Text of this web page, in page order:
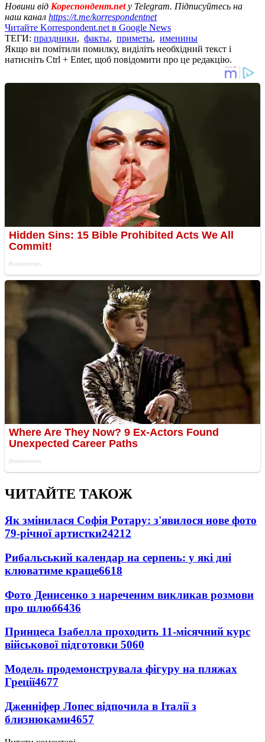
Новини від Кореспондент.netу Telegram. Підписуйтесь на
наш канал https://t.me/korrespondentnet
Читайте Korrespondent.net в Google News
ТЕГИ: праздники, факты, приметы, именины
Якщо ви помітили помилку, виділіть необхідний текст і
натисніть Ctrl + Enter, щоб повідомити про це редакцію.
ЧИТАЙТЕ ТАКОЖ
Як змінилася Софія Ротару: з'явилося нове фото
79-річної артистки24212
Рибальський календар на серпень: у які дні
клюватиме краще6618
Фото Денисенко з нареченим викликав розмови
про шлюб6436
Принцеса Ізабелла проходить 11-місячний курс
військової підготовки 5060
Модель продемонструвала фігуру на пляжах
Греції4677
Дженніфер Лопес відпочила в Італії з
близнюками4657